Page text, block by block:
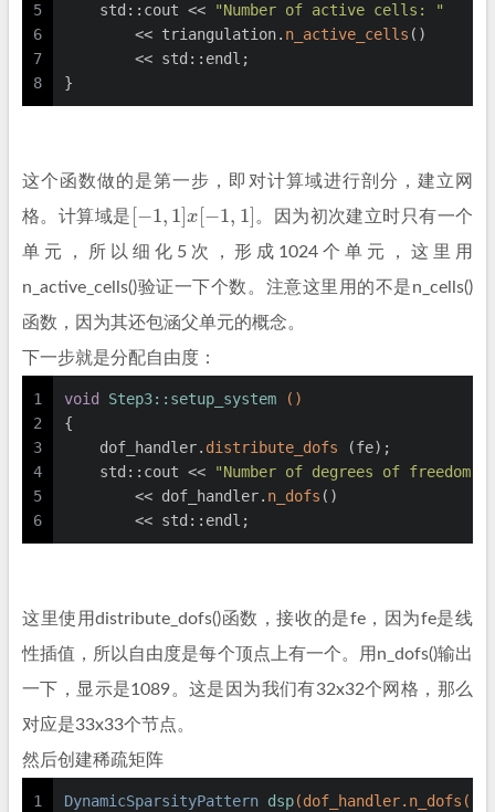
5
6
7
8
    std::cout <<
"Number of active cells: "
        << triangulation.
n_active_cells ()
        << std::endl;
}
这个函数做的是第一步，即对计算域进行剖分，建立网
格。计算域是 [ 1 1]x − ,1 ] 。
因为初次建立时只有一个
单元，所以细化5次，形成1024个单元，这里用
n_active_cells()验证一下个数。注意这里用的不是n_cells()
函数，因为其还包涵父单元的概念。
下一步就是分配自由度：
1
2
3
4
5
6
void Step3::setup_system
()
{
    dof_handler.
distribute_dofs (fe);
    std::cout <<
"Number of degrees of freedom:
        << dof_handler.
n_dofs ()
        << std::endl;
这里使用distribute_dofs()函数，接收的是fe，因为fe是线
性插值，所以自由度是每个顶点上有一个。用n_dofs()输出
一下，显示是1089。这是因为我们有32x32个网格，那么
对应是33x33个节点。
然后创建稀疏矩阵
1
DynamicSparsityPattern dsp(dof_handler.n_dofs())